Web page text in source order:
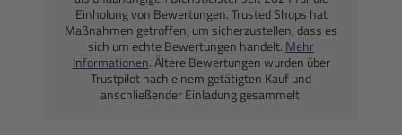
Einholung von Bewertungen. Trusted Shops hat
Maßnahmen getroffen, um sicherzustellen, dass es
sich um echte Bewertungen handelt. Mehr
Informationen. Ältere Bewertungen wurden über
Trustpilot nach einem getätigten Kauf und
anschließender Einladung gesammelt.